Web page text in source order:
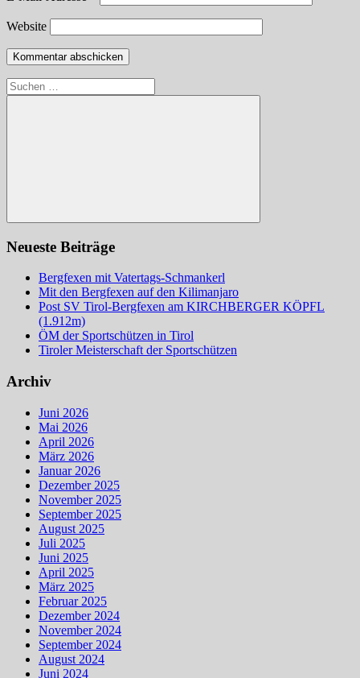
Website
Suchen
nach:
Suchen
Neueste Beiträge
Bergfexen mit Vatertags-Schmankerl
Mit den Bergfexen auf den Kilimanjaro
Post SV Tirol-Bergfexen am KIRCHBERGER KÖPFL
(1.912m)
ÖM der Sportschützen in Tirol
Tiroler Meisterschaft der Sportschützen
Archiv
Juni 2026
Mai 2026
April 2026
März 2026
Januar 2026
Dezember 2025
November 2025
September 2025
August 2025
Juli 2025
Juni 2025
April 2025
März 2025
Februar 2025
Dezember 2024
November 2024
September 2024
August 2024
Juni 2024